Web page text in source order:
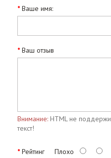
Ваше имя:
Ваш отзыв
Внимание: HTML не
текст!
Рейтинг Плохо